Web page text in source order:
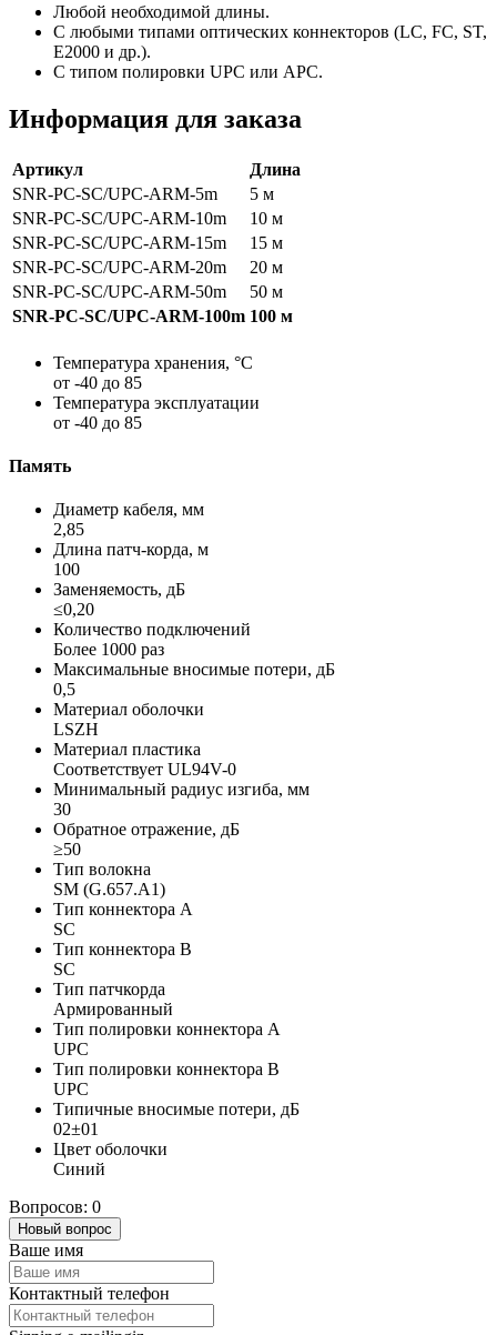
Любой необходимой длины.
С любыми типами оптических коннекторов (LC, FC, ST,
E2000 и др.).
С типом полировки UPC или APC.
Информация для заказа
Артикул
Длина
SNR-PC-SC/UPC-ARM-5m
5 м
SNR-PC-SC/UPC-ARM-10m
10 м
SNR-PC-SC/UPC-ARM-15m
15 м
SNR-PC-SC/UPC-ARM-20m
20 м
SNR-PC-SC/UPC-ARM-50m
50 м
SNR-PC-SC/UPC-ARM-100m 100 м
Температура хранения, °C
от -40 до 85
Температура эксплуатации
от -40 до 85
Память
Диаметр кабеля, мм
2,85
Длина патч-корда, м
100
Заменяемость, дБ
≤0,20
Количество подключений
Более 1000 раз
Максимальные вносимые потери, дБ
0,5
Материал оболочки
LSZH
Материал пластика
Соответствует UL94V-0
Минимальный радиус изгиба, мм
30
Обратное отражение, дБ
≥50
Тип волокна
SM (G.657.A1)
Тип коннектора A
SC
Тип коннектора B
SC
Тип патчкорда
Армированный
Тип полировки коннектора A
UPC
Тип полировки коннектора B
UPC
Типичные вносимые потери, дБ
02±01
Цвет оболочки
Синий
Вопросов: 0
Новый вопрос
Ваше имя
Контактный телефон